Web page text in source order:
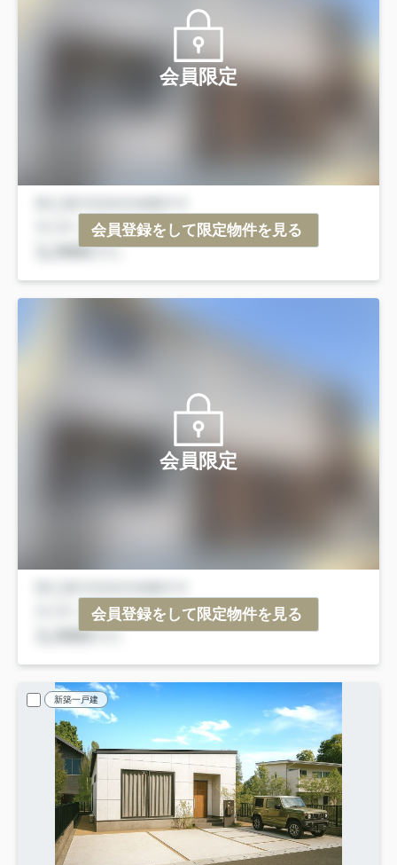
会員限定
会員登録をして限定物件を見る
会員限定
会員登録をして限定物件を見る
新築一戸建